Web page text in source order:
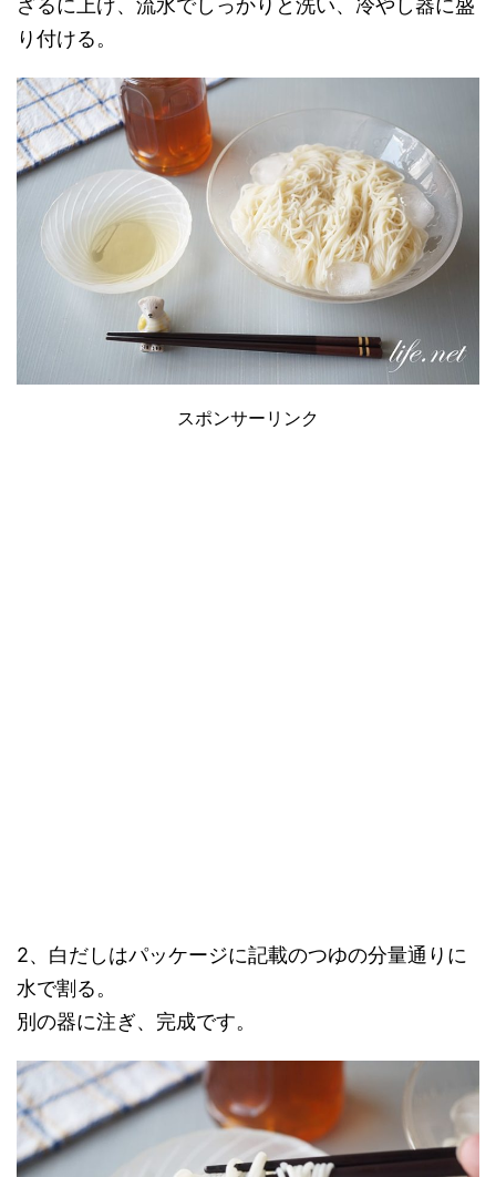
ざるに上げ、流水でしっかりと洗い、冷やし器に盛
り付ける。
スポンサーリンク
2、白だしはパッケージに記載のつゆの分量通りに
水で割る。
別の器に注ぎ、完成です。